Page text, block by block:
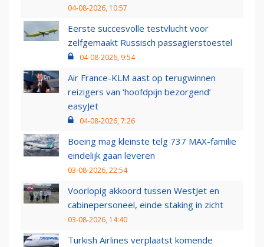
04-08-2026, 10:57
Eerste succesvolle testvlucht voor
zelfgemaakt Russisch passagierstoestel
04-08-2026, 9:54
Air France-KLM aast op terugwinnen
reizigers van ‘hoofdpijn bezorgend’
easyJet
04-08-2026, 7:26
Boeing mag kleinste telg 737 MAX-familie
eindelijk gaan leveren
03-08-2026, 22:54
Voorlopig akkoord tussen WestJet en
cabinepersoneel, einde staking in zicht
03-08-2026, 14:40
Turkish Airlines verplaatst komende